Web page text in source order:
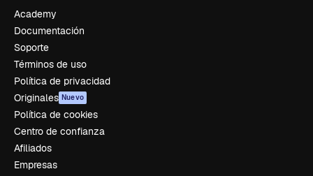
Academy
Documentación
Soporte
Términos de uso
Política de privacidad
Originales Nuevo
Política de cookies
Centro de confianza
Afiliados
Empresas